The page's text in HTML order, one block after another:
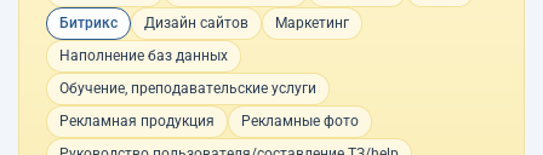
Битрикс
Дизайн сайтов
Маркетинг
Наполнение баз данных
Обучение, преподавательские услуги
Рекламная продукция
Рекламные фото